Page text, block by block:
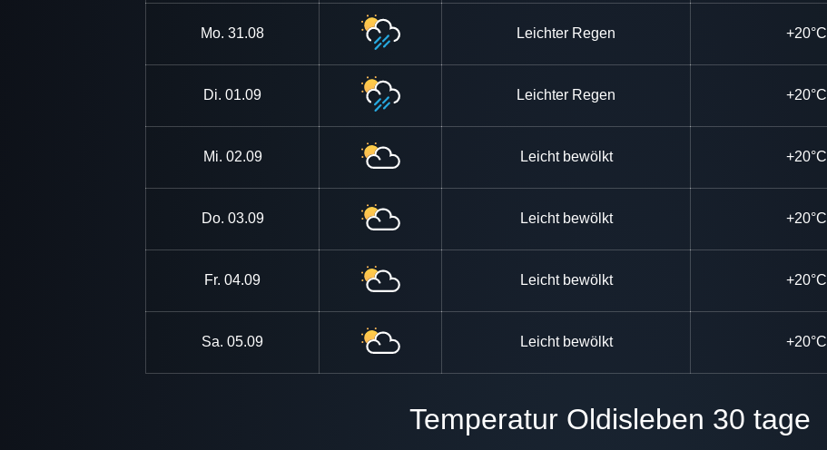
Mo. 31.08 Leichter Regen +20°C
Di. 01.09 Leichter Regen +20°C
Mi. 02.09 Leicht bewölkt +20°C
Do. 03.09 Leicht bewölkt +20°C
Fr. 04.09 Leicht bewölkt +20°C
Sa. 05.09 Leicht bewölkt +20°C
Temperatur Oldisleben 30 tage